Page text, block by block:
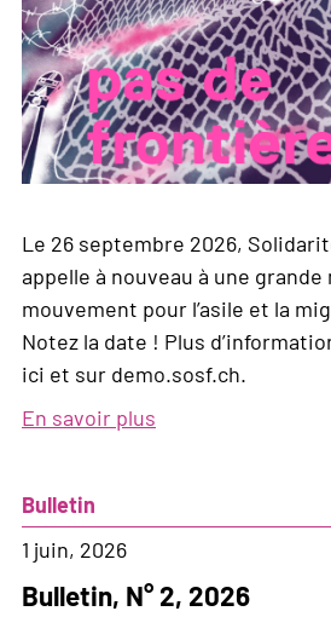
Le 26 septembre 2026,
appelle à nouveau à une
mouvement pour l’asile et la
Notez la date ! Plus
ici et sur demo.sosf.ch.
En savoir plus
frontières
Bulletin
1 juin, 2026
Bulletin, N° 2, 2026